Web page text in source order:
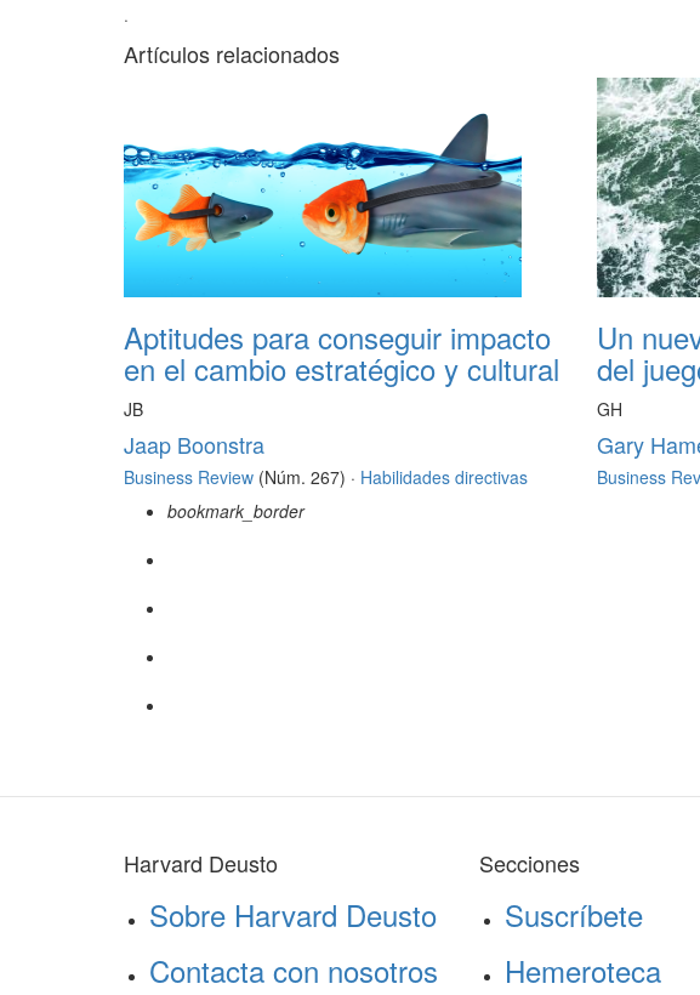
·
Artículos relacionados
Aptitudes para conseguir impacto
en el cambio estratégico y cultural
JB
Jaap Boonstra
Business Review (Núm. 267) · Habilidades directivas
Un
del
GH
Gary
Business
bookmark_border
Harvard Deusto
Sobre Harvard Deusto
Contacta con nosotros
Secciones
Suscríbete
Hemeroteca